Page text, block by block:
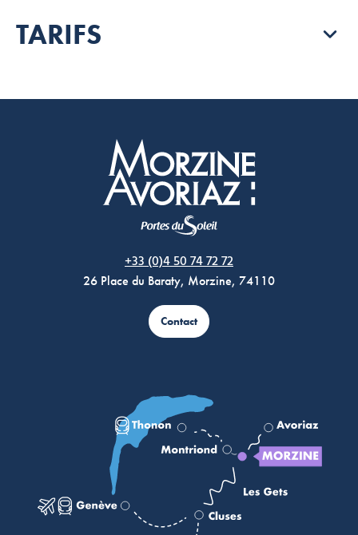
TARIFS
+33 (0)4 50 74 72 72
26 Place du Baraty, Morzine, 74110
Contact